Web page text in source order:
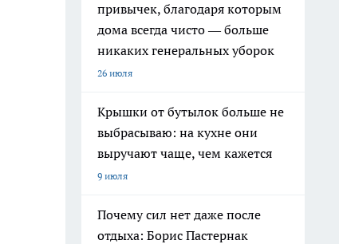
привычек, благодаря которым
дома всегда чисто — больше
никаких генеральных уборок
26 июля
Крышки от бутылок больше не
выбрасываю: на кухне они
выручают чаще, чем кажется
9 июля
Почему сил нет даже после
отдыха: Борис Пастернак